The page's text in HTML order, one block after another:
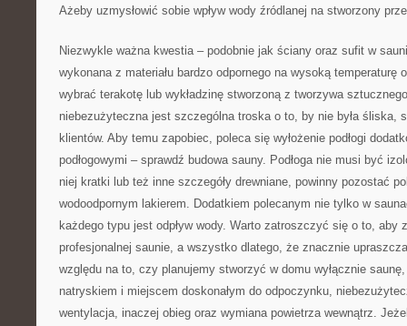
Ażeby uzmysłowić sobie wpływ wody źródlanej na stworzony
Niezwykle ważna kwestia – podobnie jak ściany oraz sufit w
wykonana z materiału bardzo odpornego na wysoką temperaturę
wybrać terakotę lub wykładzinę stworzoną z tworzywa
niebezużyteczna jest szczególna troska o to, by nie była śliska,
klientów. Aby temu zapobiec, poleca się wyłożenie podłogi
podłogowymi – sprawdź budowa sauny. Podłoga nie musi być
niej kratki lub też inne szczegóły drewniane, powinny pozostać
wodoodpornym lakierem. Dodatkiem polecanym nie tylko w
każdego typu jest odpływ wody. Warto zatroszczyć się o to, aby
profesjonalnej saunie, a wszystko dlatego, że znacznie
względu na to, czy planujemy stworzyć w domu wyłącznie
natryskiem i miejscem doskonałym do odpoczynku,
wentylacja, inaczej obieg oraz wymiana powietrza wewnątrz.